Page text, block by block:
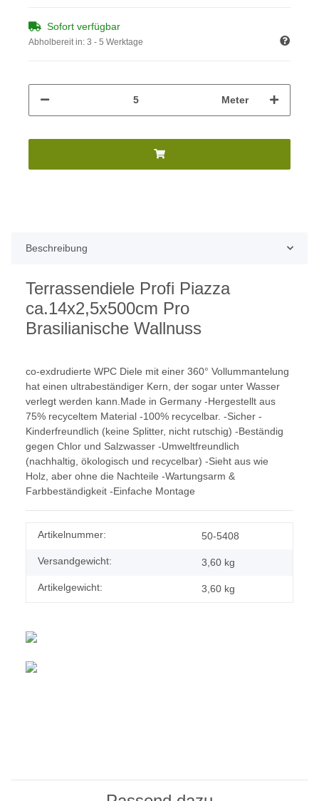
Sofort verfügbar
Abholbereit in: 3 - 5 Werktage
Meter
Beschreibung
Terrassendiele Profi Piazza
ca.14x2,5x500cm Pro
Brasilianische Wallnuss
co-exdrudierte WPC Diele mit einer 360° Vollummantelung
hat einen ultrabeständiger Kern, der sogar unter Wasser
verlegt werden kann.Made in Germany -Hergestellt aus
75% recyceltem Material -100% recycelbar. -Sicher -
Kinderfreundlich (keine Splitter, nicht rutschig) -Beständig
gegen Chlor und Salzwasser -Umweltfreundlich
(nachhaltig, ökologisch und recycelbar) -Sieht aus wie
Holz, aber ohne die Nachteile -Wartungsarm &
Farbbeständigkeit -Einfache Montage
Artikelnummer: 50-5408
Versandgewicht: 3,60 kg
Artikelgewicht: 3,60 kg